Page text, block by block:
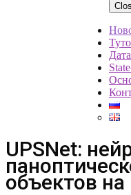
UPSNet:
объектов